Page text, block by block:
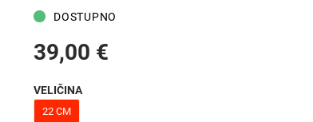
DOSTUPNO
39,00 €
VELIČINA
22 CM